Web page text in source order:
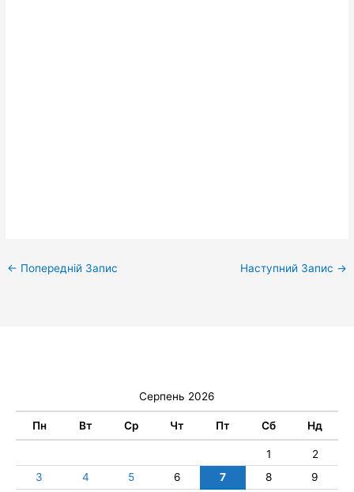
← Попередній Запис Наступний Запис →
Серпень 2026
Пн Вт Ср Чт Пт Сб Нд
1
2
3
4 5 6 7 8
9